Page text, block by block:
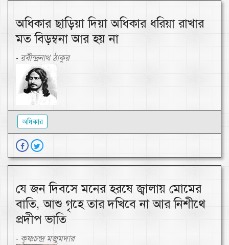
অধিকার ছাড়িয়া দিয়া অধিকার ধরিয়া রাখার
মত বিড়ম্বনা আর হয় না
- রবীন্দ্রনাথ ঠাকুর
অধিকার
যে জন দিবসে মনের হরষে জ্বালায় মোমের
বাতি, আশু গৃহে তার দখিবে না আর নিশীথে
প্রদীপ ভাতি
- কৃষ্ণচন্দ্র মজুমদার